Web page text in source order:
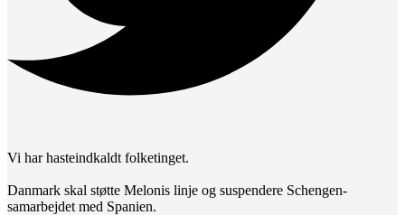
Vi har hasteindkaldt folketinget.
Danmark skal støtte Melonis linje og suspendere Schengen-
samarbejdet med Spanien.